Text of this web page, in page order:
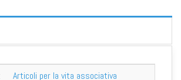
Articoli per la vita associativa